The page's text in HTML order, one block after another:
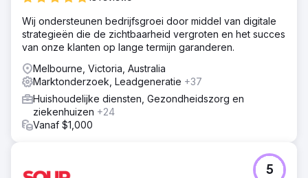
Wij ondersteunen bedrijfsgroei door middel van digitale
strategieën die de zichtbaarheid vergroten en het succes
van onze klanten op lange termijn garanderen.
Melbourne, Victoria, Australia
Marktonderzoek, Leadgeneratie +37
Huishoudelijke diensten, Gezondheidszorg en
ziekenhuizen +24
Vanaf $1,000
5